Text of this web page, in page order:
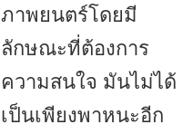
ภาพยนตร์โดยมี
ลักษณะที่ต้องการ
ความสนใจ มันไม่ได้
เป็นเพียงพาหนะอีก